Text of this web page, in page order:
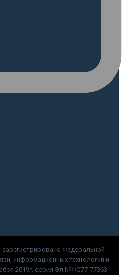
зарегистрировано Федеральной
информационных технологий и
2019г. серия Эл №ФС77-77363.